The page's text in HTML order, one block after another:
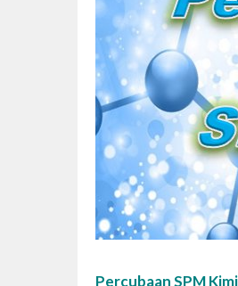
Percubaan SPM